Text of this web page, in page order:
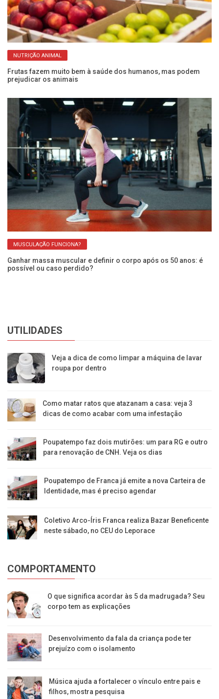
NUTRIÇÃO ANIMAL
Frutas fazem muito bem à saúde dos humanos, mas podem
prejudicar os animais
MUSCULAÇÃO FUNCIONA?
Ganhar massa muscular e definir o corpo após os 50 anos: é
possível ou caso perdido?
UTILIDADES
Veja a dica de como limpar a máquina de lavar
roupa por dentro
Como matar ratos que atazanam a casa: veja 3
dicas de como acabar com uma infestação
Poupatempo faz dois mutirões: um para RG e outro
para renovação de CNH. Veja os dias
Poupatempo de Franca já emite a nova Carteira de
Identidade, mas é preciso agendar
Coletivo Arco-Íris Franca realiza Bazar Beneficente
neste sábado, no CEU do Leporace
COMPORTAMENTO
O que significa acordar às 5 da madrugada? Seu
corpo tem as explicações
Desenvolvimento da fala da criança pode ter
prejuízo com o isolamento
Música ajuda a fortalecer o vínculo entre pais e
filhos, mostra pesquisa